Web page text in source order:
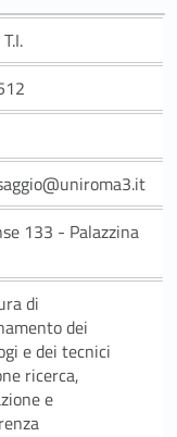
133 - Palazzina
di
dei
e dei tecnici
ricerca,
e